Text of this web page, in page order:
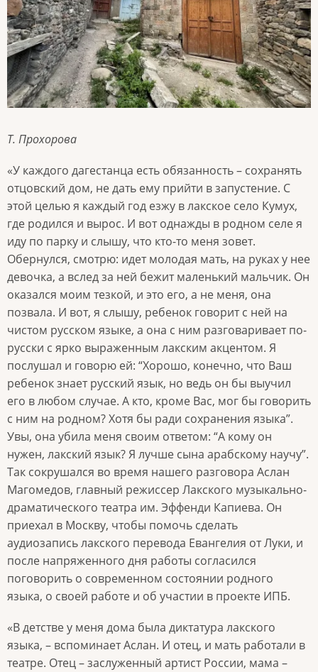
Т. Прохорова
«У каждого дагестанца есть обязанность – сохранять
отцовский дом, не дать ему прийти в запустение. С
этой целью я каждый год езжу в лакское село Кумух,
где родился и вырос. И вот однажды в родном селе я
иду по парку и слышу, что кто-то меня зовет.
Обернулся, смотрю: идет молодая мать, на руках у нее
девочка, а вслед за ней бежит маленький мальчик. Он
оказался моим тезкой, и это его, а не меня, она
позвала. И вот, я слышу, ребенок говорит с ней на
чистом русском языке, а она с ним разговаривает по-
русски с ярко выраженным лакским акцентом. Я
послушал и говорю ей: “Хорошо, конечно, что Ваш
ребенок знает русский язык, но ведь он бы выучил
его в любом случае. А кто, кроме Вас, мог бы говорить
с ним на родном? Хотя бы ради сохранения языка”.
Увы, она убила меня своим ответом: “А кому он
нужен, лакский язык? Я лучше сына арабскому научу”.
Так сокрушался во время нашего разговора Аслан
Магомедов, главный режиссер Лакского музыкально-
драматического театра им. Эффенди Капиева. Он
приехал в Москву, чтобы помочь сделать
аудиозапись лакского перевода Евангелия от Луки, и
после напряженного дня работы согласился
поговорить о современном состоянии родного
языка, о своей работе и об участии в проекте ИПБ.
«В детстве у меня дома была диктатура лакского
языка, – вспоминает Аслан. И отец, и мать работали в
театре. Отец – заслуженный артист России, мама –